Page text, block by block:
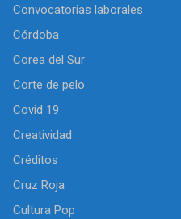
Convocatorias laborales
Córdoba
Corea del Sur
Corte de pelo
Covid 19
Creatividad
Créditos
Cruz Roja
Cultura Pop